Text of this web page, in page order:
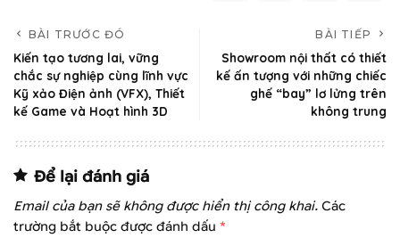
BÀI TRƯỚC ĐÓ
Kiến tạo tương lai, vững
chắc sự nghiệp cùng lĩnh vực
Kỹ xảo Điện ảnh (VFX), Thiết
kế Game và Hoạt hình 3D
BÀI TIẾP
Showroom nội thất có thiết
kế ấn tượng với những chiếc
ghế “bay” lơ lửng trên
không trung
Để lại đánh giá
Email của bạn sẽ không được hiển thị công khai. Các
trường bắt buộc được đánh dấu *